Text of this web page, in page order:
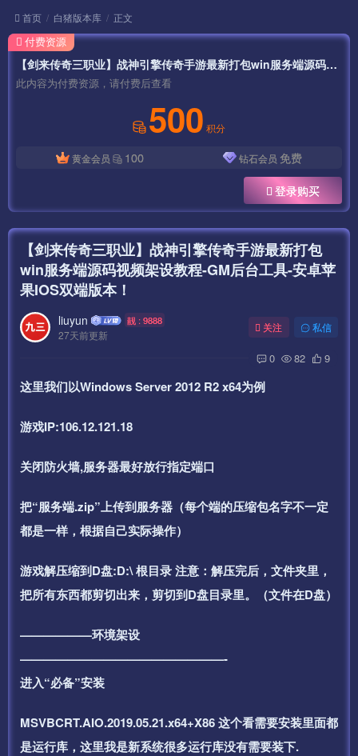
首页 白猪版本库 正文
【剑来传奇三职业】战神引擎传奇手游最新打包win服务端源码视频架设教程-GM后台工具-安卓苹果IOS双端版本！
此内容为付费资源，请付费后查看
500 积分
黄金会员 100 钻石会员 免费
登录购买
付费资源
【剑来传奇三职业】战神引擎传奇手游最新打包
win服务端源码视频架设教程-GM后台工具-安卓苹
果IOS双端版本！
liuyun 靓 : 9888
27天前更新
关注 私信
0 82 9
这里我们以Windows Server 2012 R2 x64为例
游戏IP:106.12.121.18
关闭防火墙,服务器最好放行指定端口
把“服务端.zip”上传到服务器（每个端的压缩包名字不一定
都是一样，根据自己实际操作）
游戏解压缩到D盘:D:\ 根目录 注意：解压完后，文件夹里，
把所有东西都剪切出来，剪切到D盘目录里。（文件在D盘）
——————环境架设
—————————————————-
进入“必备”安装
MSVBCRT.AIO.2019.05.21.x64+X86 这个看需要安装里面都
是运行库，这里我是新系统很多运行库没有需要装下.